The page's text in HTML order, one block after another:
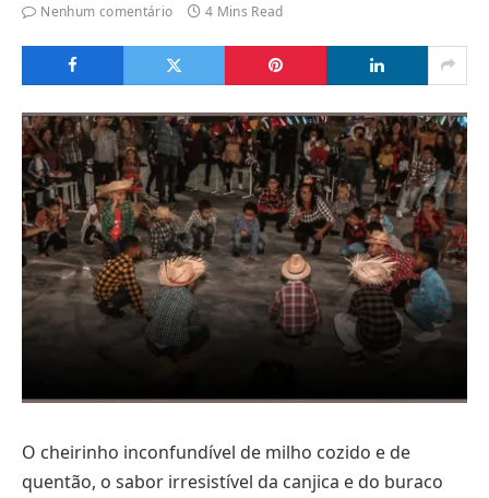
Nenhum comentário
4 Mins Read
O cheirinho inconfundível de milho cozido e de
quentão, o sabor irresistível da canjica e do buraco